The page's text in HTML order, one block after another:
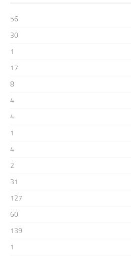
56
30
1
17
8
4
4
1
4
2
31
127
60
139
1